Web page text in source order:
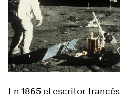
En 1865 el escritor